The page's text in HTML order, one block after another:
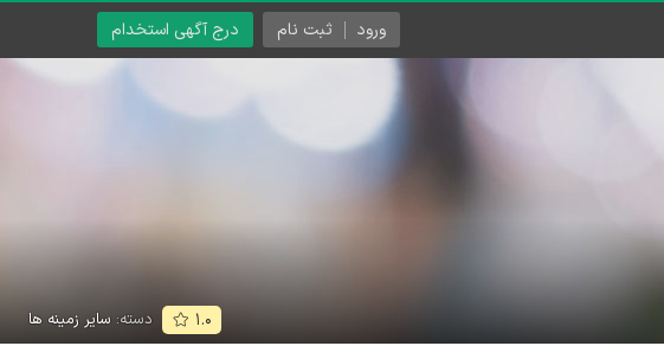
درج آگهی استخدام ورود ثبت نام
۱.۰ دسته: سایر زمینه ها